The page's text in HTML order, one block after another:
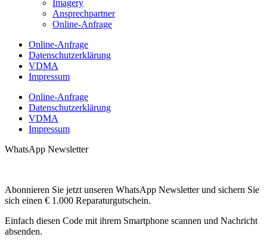
Imagery
Ansprechpartner
Online-Anfrage
Online-Anfrage
Datenschutzerklärung
VDMA
Impressum
Online-Anfrage
Datenschutzerklärung
VDMA
Impressum
WhatsApp Newsletter
Abonnieren Sie jetzt unseren WhatsApp Newsletter und sichern Sie
sich einen € 1.000 Reparaturgutschein.
Einfach diesen Code mit ihrem Smartphone scannen und Nachricht
absenden.